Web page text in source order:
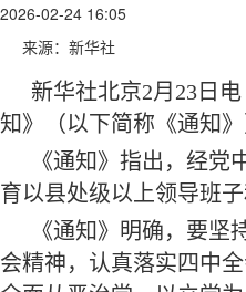
2026-02-24 16:05
来源：新华社
新华社北京2月23日
知》（以下简称《通知》
《通知》指出，经
育以县处级以上领导班
《通知》明确，要
会精神，认真落实四中